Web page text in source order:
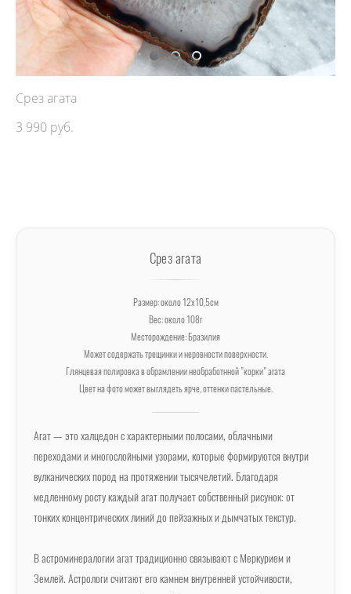
Срез агата
3 990 pуб.
Срез агата
Размер: около 12х10,5см
Вес: около 108г
Месторождение: Бразилия
Может содержать трещинки и неровности поверхности.
Глянцевая полировка в обрамлении необработнной "корки" агата
Цвет на фото может выглядеть ярче, оттенки пастельные.
Агат — это халцедон с характерными полосами, облачными
переходами и многослойными узорами, которые формируются внутри
вулканических пород на протяжении тысячелетий. Благодаря
медленному росту каждый агат получает собственный рисунок: от
тонких концентрических линий до пейзажных и дымчатых текстур.
В астроминералогии агат традиционно связывают с Меркурием и
Землей. Астрологи считают его камнем внутренней устойчивости,